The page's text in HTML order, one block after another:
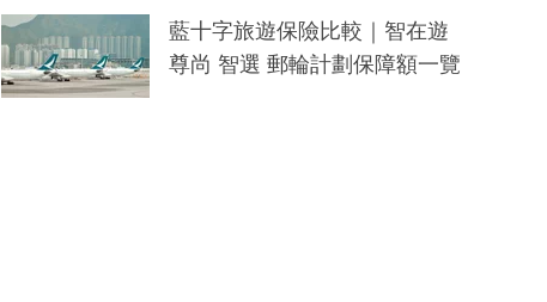
藍十字旅遊保險比較｜智在遊
尊尚 智選 郵輪計劃保障額一覽